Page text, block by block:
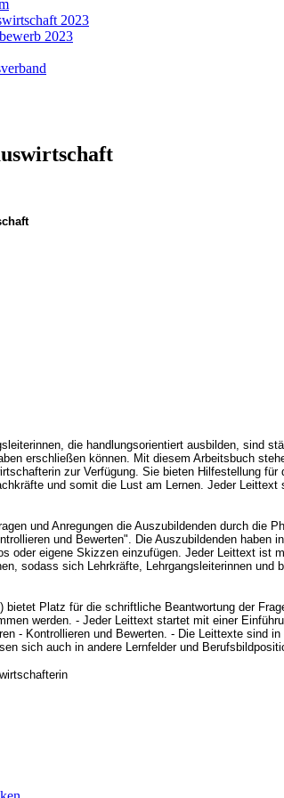
2023
2023
die handlungsorientiert ausbilden, sind
erschließen können. Mit diesem Arbeitsbuch
zur Verfügung. Sie bieten Hilfestellung
und somit die Lust am Lernen. Jeder
und Anregungen die Auszubildenden durch die
und Bewerten". Die Auszubildenden
oder eigene Skizzen einzufügen. Jeder Leittext ist
sodass sich Lehrkräfte, Lehrgangsleiterinnen und
bietet Platz für die schriftliche Beantwortung der
werden. - Jeder Leittext startet mit einer
- Kontrollieren und Bewerten. - Die Leittexte sind
sich auch in andere Lernfelder und